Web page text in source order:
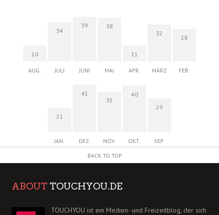
10
AUG.
34
JULI
39
JUNI
38
MAI
11
APR.
32
MÄRZ
28
FEB.
21
JAN.
41
DEZ.
35
NOV.
40
OKT.
29
SEP.
BACK TO TOP
ABOUT TOUCHYOU.DE
TOUCHYOU ist ein Medien- und Freizeitblog, der sich